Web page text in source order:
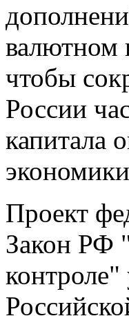
валютном
чтобы
России
капитала
Проект
Закон РФ
контроле"